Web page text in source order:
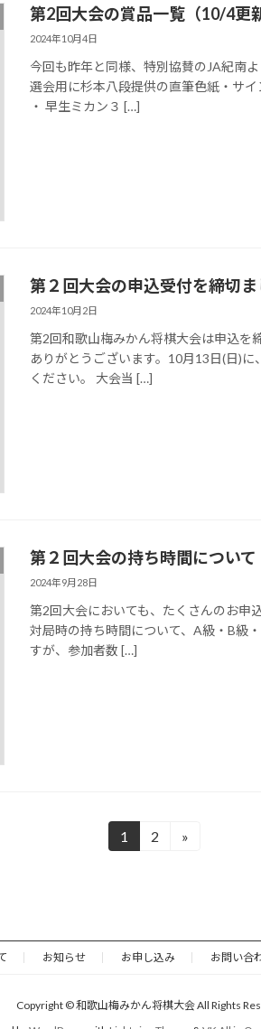
第2回大会の賞品一覧（10/4更
2024年10月4日
今回も昨年と同様、特別協賛のJA紀南
選会用に杉本八段提供の直筆色紙・サ
・ 早生ミカン３ […]
第２回大会の申込受付を締切ま
2024年10月2日
第2回和歌山梅みかん将棋大会は申込を
ありがとうございます。10月13日(日)
ください。 大会当 […]
第２回大会の持ち時間について
2024年9月28日
第2回大会においても、たくさんのお申
対局時の持ち時間について、A級・B級
すが、参加者数 […]
固
1
固
2 »
お知らせ お申し込み お問い合
Copyright © 和歌山梅みかん将棋大会 All Rights